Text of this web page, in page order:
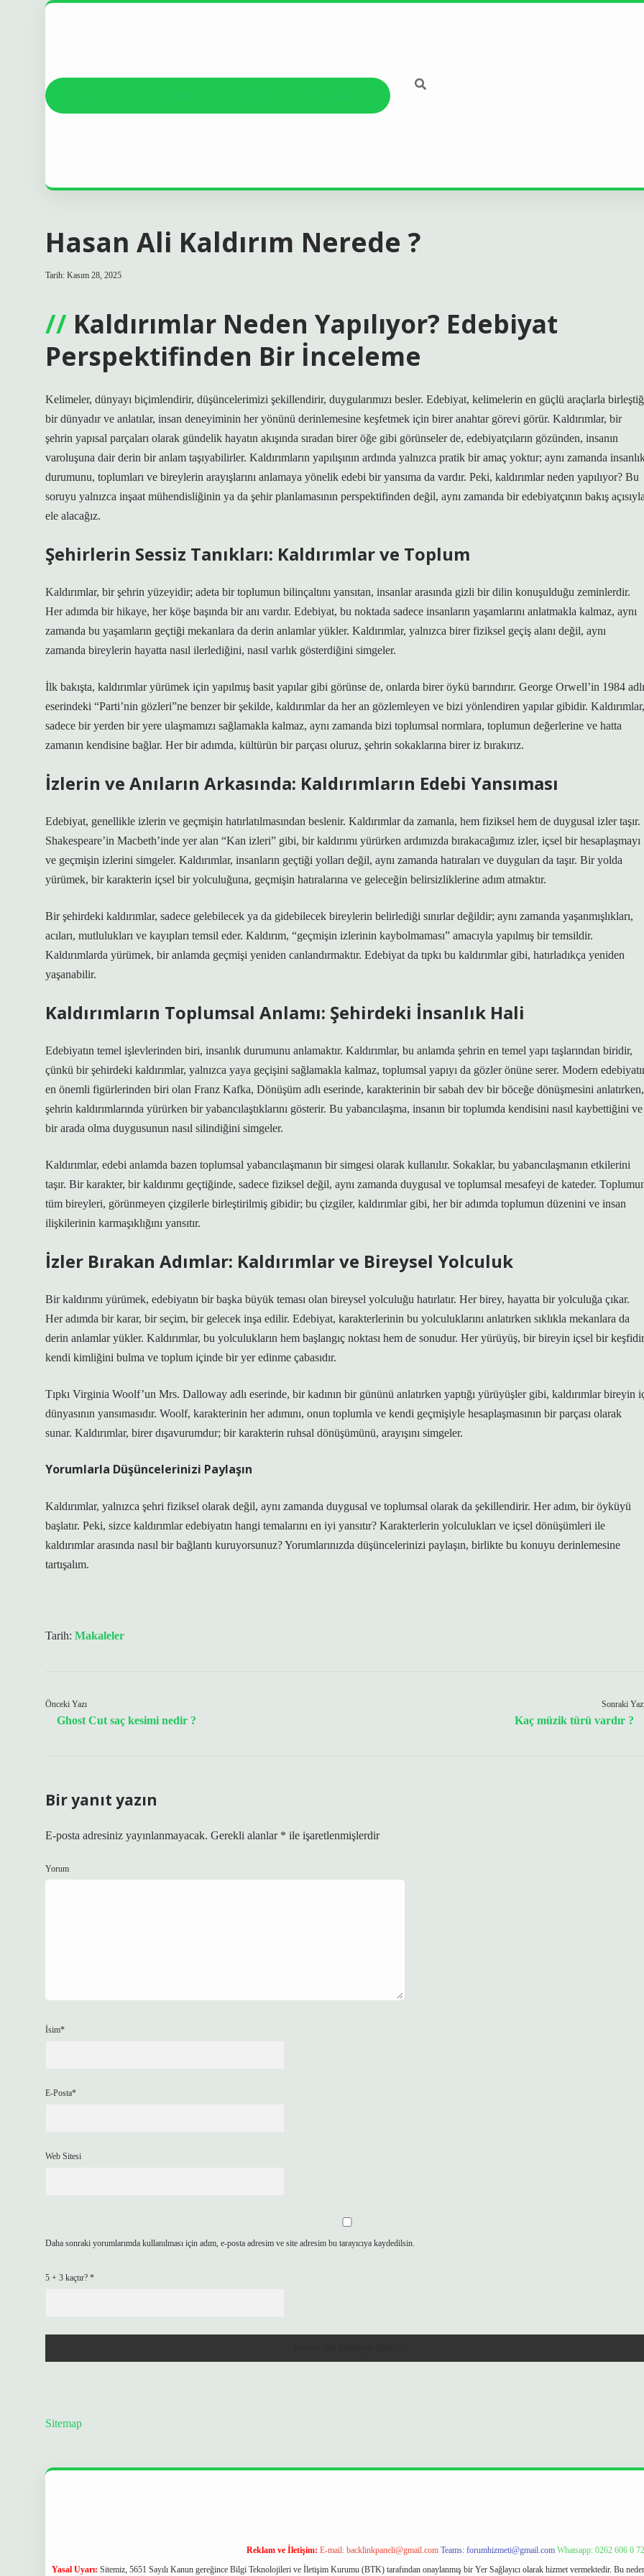
Hasan Ali Kaldırım Nerede ?
Tarih: Kasım 28, 2025
Kaldırımlar Neden Yapılıyor? Edebiyat
Perspektifinden Bir İnceleme
Kelimeler, dünyayı biçimlendirir, düşüncelerimizi şekillendirir, duygularımızı besler. Edebiyat, kelimelerin en güçlü araçlarla
bir dünyadır ve anlatılar, insan deneyiminin her yönünü derinlemesine keşfetmek için birer anahtar görevi görür. Kaldırımlar, bir
şehrin yapısal parçaları olarak gündelik hayatın akışında sıradan birer öğe gibi görünseler de, edebiyatçıların gözünden, insanın
varoluşuna dair derin bir anlam taşıyabilirler. Kaldırımların yapılışının ardında yalnızca pratik bir amaç yoktur; aynı zamanda
durumunu, toplumları ve bireylerin arayışlarını anlamaya yönelik edebi bir yansıma da vardır. Peki, kaldırımlar neden yapılıyor? Bu
soruyu yalnızca inşaat mühendisliğinin ya da şehir planlamasının perspektifinden değil, aynı zamanda bir edebiyatçının bakış
ele alacağız.
Şehirlerin Sessiz Tanıkları: Kaldırımlar ve Toplum
Kaldırımlar, bir şehrin yüzeyidir; adeta bir toplumun bilinçaltını yansıtan, insanlar arasında gizli bir dilin konuşulduğu zeminlerdir.
Her adımda bir hikaye, her köşe başında bir anı vardır. Edebiyat, bu noktada sadece insanların yaşamlarını anlatmakla kalmaz, aynı
zamanda bu yaşamların geçtiği mekanlara da derin anlamlar yükler. Kaldırımlar, yalnızca birer fiziksel geçiş alanı değil, aynı
zamanda bireylerin hayatta nasıl ilerlediğini, nasıl varlık gösterdiğini simgeler.
İlk bakışta, kaldırımlar yürümek için yapılmış basit yapılar gibi görünse de, onlarda birer öykü barındırır. George Orwell’in 1984 adlı
eserindeki “Parti’nin gözleri”ne benzer bir şekilde, kaldırımlar da her an gözlemleyen ve bizi yönlendiren yapılar gibidir. Kaldırımlar,
sadece bir yerden bir yere ulaşmamızı sağlamakla kalmaz, aynı zamanda bizi toplumsal normlara, toplumun değerlerine ve hatta
zamanın kendisine bağlar. Her bir adımda, kültürün bir parçası oluruz, şehrin sokaklarına birer iz bırakırız.
İzlerin ve Anıların Arkasında: Kaldırımların Edebi Yansıması
Edebiyat, genellikle izlerin ve geçmişin hatırlatılmasından beslenir. Kaldırımlar da zamanla, hem fiziksel hem de duygusal izler taşır.
Shakespeare’in Macbeth’inde yer alan “Kan izleri” gibi, bir kaldırımı yürürken ardımızda bırakacağımız izler, içsel bir hesaplaşmayı
ve geçmişin izlerini simgeler. Kaldırımlar, insanların geçtiği yolları değil, aynı zamanda hatıraları ve duyguları da taşır. Bir yolda
yürümek, bir karakterin içsel bir yolculuğuna, geçmişin hatıralarına ve geleceğin belirsizliklerine adım atmaktır.
Bir şehirdeki kaldırımlar, sadece gelebilecek ya da gidebilecek bireylerin belirlediği sınırlar değildir; aynı zamanda yaşanmışlıkları,
acıları, mutlulukları ve kayıpları temsil eder. Kaldırım, “geçmişin izlerinin kaybolmaması” amacıyla yapılmış bir temsildir.
Kaldırımlarda yürümek, bir anlamda geçmişi yeniden canlandırmaktır. Edebiyat da tıpkı bu kaldırımlar gibi, hatırladıkça yeniden
yaşanabilir.
Kaldırımların Toplumsal Anlamı: Şehirdeki İnsanlık Hali
Edebiyatın temel işlevlerinden biri, insanlık durumunu anlamaktır. Kaldırımlar, bu anlamda şehrin en temel yapı taşlarından biridir,
çünkü bir şehirdeki kaldırımlar, yalnızca yaya geçişini sağlamakla kalmaz, toplumsal yapıyı da gözler önüne serer. Modern
en önemli figürlerinden biri olan Franz Kafka, Dönüşüm adlı eserinde, karakterinin bir sabah dev bir böceğe dönüşmesini anlatırken,
şehrin kaldırımlarında yürürken bir yabancılaştıklarını gösterir. Bu yabancılaşma, insanın bir toplumda kendisini nasıl kaybettiğini ve
bir arada olma duygusunun nasıl silindiğini simgeler.
Kaldırımlar, edebi anlamda bazen toplumsal yabancılaşmanın bir simgesi olarak kullanılır. Sokaklar, bu yabancılaşmanın etkilerini
taşır. Bir karakter, bir kaldırımı geçtiğinde, sadece fiziksel değil, aynı zamanda duygusal ve toplumsal mesafeyi de kateder.
tüm bireyleri, görünmeyen çizgilerle birleştirilmiş gibidir; bu çizgiler, kaldırımlar gibi, her bir adımda toplumun düzenini ve insan
ilişkilerinin karmaşıklığını yansıtır.
İzler Bırakan Adımlar: Kaldırımlar ve Bireysel Yolculuk
Bir kaldırımı yürümek, edebiyatın bir başka büyük teması olan bireysel yolculuğu hatırlatır. Her birey, hayatta bir yolculuğa çıkar.
Her adımda bir karar, bir seçim, bir gelecek inşa edilir. Edebiyat, karakterlerinin bu yolculuklarını anlatırken sıklıkla mekanlara da
derin anlamlar yükler. Kaldırımlar, bu yolculukların hem başlangıç noktası hem de sonudur. Her yürüyüş, bir bireyin içsel bir
kendi kimliğini bulma ve toplum içinde bir yer edinme çabasıdır.
Tıpkı Virginia Woolf’un Mrs. Dalloway adlı eserinde, bir kadının bir gününü anlatırken yaptığı yürüyüşler gibi, kaldırımlar bireyin
dünyasının yansımasıdır. Woolf, karakterinin her adımını, onun toplumla ve kendi geçmişiyle hesaplaşmasının bir parçası olarak
sunar. Kaldırımlar, birer dışavurumdur; bir karakterin ruhsal dönüşümünü, arayışını simgeler.
Yorumlarla Düşüncelerinizi Paylaşın
Kaldırımlar, yalnızca şehri fiziksel olarak değil, aynı zamanda duygusal ve toplumsal olarak da şekillendirir. Her adım, bir öyküyü
başlatır. Peki, sizce kaldırımlar edebiyatın hangi temalarını en iyi yansıtır? Karakterlerin yolculukları ve içsel dönüşümleri ile
kaldırımlar arasında nasıl bir bağlantı kuruyorsunuz? Yorumlarınızda düşüncelerinizi paylaşın, birlikte bu konuyu derinlemesine
tartışalım.
Tarih: Makaleler
Önceki Yazı
Ghost Cut saç kesimi nedir ?
Sonraki
Kaç müzik türü vardır ?
Bir yanıt yazın
E-posta adresiniz yayınlanmayacak. Gerekli alanlar * ile işaretlenmişlerdir
Yorum
İsim*
E-Posta*
Web Sitesi
Daha sonraki yorumlarımda kullanılması için adım, e-posta adresim ve site adresim bu tarayıcıya kaydedilsin.
5 + 3 kaçtır? *
Sitemap
Reklam ve İletişim: E-mail: backlinkpaneli@gmail.com Teams: forumhizmeti@gmail.com Whatsapp: 0262 606 0
Yasal Uyarı: Sitemiz, 5651 Sayılı Kanun gereğince Bilgi Teknolojileri ve İletişim Kurumu (BTK) tarafından onaylanmış bir Yer Sağlayıcı olarak hizmet vermektedir. Bu